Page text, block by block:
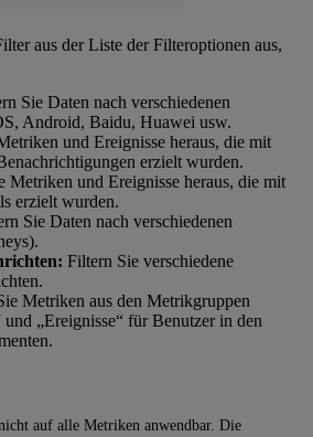
aus der Liste der Filteroptionen aus,
Sie Daten nach verschiedenen
Android, Baidu, Huawei usw.
und Ereignisse heraus, die mit
erzielt wurden.
Metriken und Ereignisse heraus, die mit
erzielt wurden.
Sie Daten nach verschiedenen
Filtern Sie verschiedene
Metriken aus den Metrikgruppen
„Ereignisse“ für Benutzer in den
auf alle Metriken anwendbar. Die